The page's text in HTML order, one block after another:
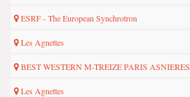
ESRF - The European Synchrotron
Les Agnettes
BEST WESTERN M-TREIZE PARIS ASNIERES
Les Agnettes